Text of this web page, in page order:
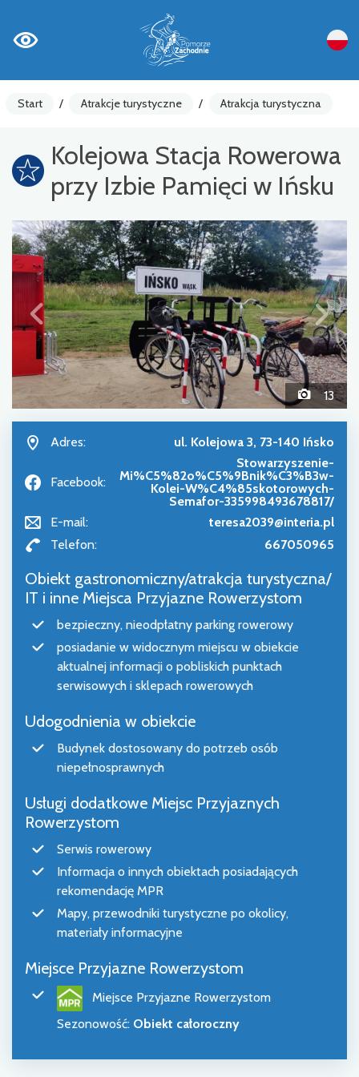
Start / Atrakcje turystyczne / Atrakcja turystyczna
Kolejowa Stacja Rowerowa
przy Izbie Pamięci w Ińsku
13
Adres: ul. Kolejowa 3, 73-140 Ińsko
Facebook:
Stowarzyszenie-
Mi%C5%82o%C5%9Bnik%C3%B3w-
Kolei-W%C4%85skotorowych-
Semafor-335998493678817/
E-mail:
teresa2039@interia.pl
Telefon:
667050965
Obiekt gastronomiczny/atrakcja turystyczna/
IT i inne Miejsca Przyjazne Rowerzystom
bezpieczny, nieodpłatny parking rowerowy
posiadanie w widocznym miejscu w obiekcie
aktualnej informacji o pobliskich punktach
serwisowych i sklepach rowerowych
Udogodnienia w obiekcie
Budynek dostosowany do potrzeb osób
niepełnosprawnych
Usługi dodatkowe Miejsc Przyjaznych
Rowerzystom
Serwis rowerowy
Informacja o innych obiektach posiadających
rekomendację MPR
Mapy, przewodniki turystyczne po okolicy,
materiały informacyjne
Miejsce Przyjazne Rowerzystom
Miejsce Przyjazne Rowerzystom
Sezonowość: Obiekt całoroczny